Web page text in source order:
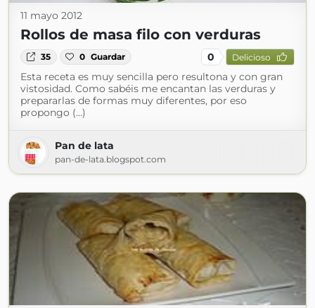
11 mayo 2012
Rollos de masa filo con verduras
35 0 Guardar 0 Delicioso
Esta receta es muy sencilla pero resultona y con gran
vistosidad. Como sabéis me encantan las verduras y
prepararlas de formas muy diferentes, por eso
propongo (...)
Pan de lata
pan-de-lata.blogspot.com